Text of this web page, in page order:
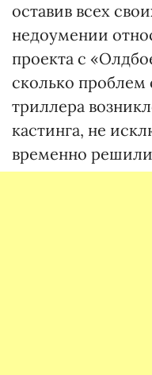
оставив всех
недоумении
проекта с
сколько
триллера
кастинга, не
временно